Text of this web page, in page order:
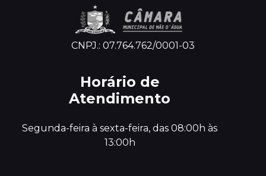
CNPJ.: 07.764.762/0001-03
Horário de
Atendimento
13:00h